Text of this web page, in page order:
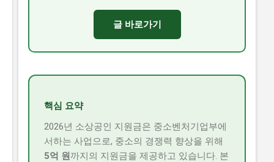
글 바로가기
핵심 요약
2026년 소상공인 지원금은 중소벤처기업부에
서하는 사업으로, 중소의 경쟁력 향상을 위해
5억 원까지의 지원금을 제공하고 있습니다. 본